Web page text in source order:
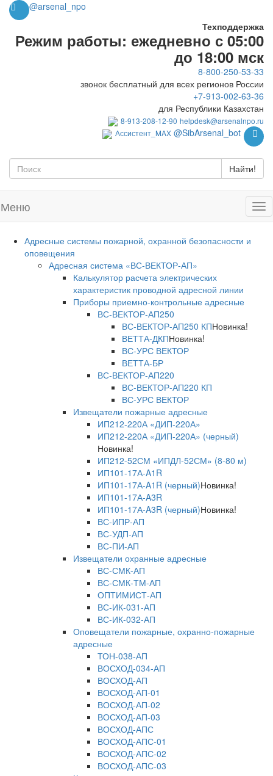
@arsenal_npo
Техподдержка
Режим работы: ежедневно с 05:00
до 18:00 мск
8-800-250-53-33
звонок бесплатный для всех регионов России
+7-913-002-63-36
для Республики Казахстан
8-913-208-12-90 helpdesk@arsenalnpo.ru
Ассистент_MAX @SibArsenal_bot
Найти!
Меню
Адресные системы пожарной, охранной безопасности и
оповещения
Адресная система «ВС-ВЕКТОР-АП»
Калькулятор расчета электрических
характеристик проводной адресной линии
Приборы приемно-контрольные адресные
ВС-ВЕКТОР-АП250
ВС-ВЕКТОР-АП250 КПНовинка!
ВЕТТА-ДКПНовинка!
ВС-УРС ВЕКТОР
ВЕТТА-БР
ВС-ВЕКТОР-АП220
ВС-ВЕКТОР-АП220 КП
ВС-УРС ВЕКТОР
Извещатели пожарные адресные
ИП212-220А «ДИП-220А»
ИП212-220А «ДИП-220А» (черный)
Новинка!
ИП212-52СМ «ИПДЛ-52СМ» (8-80 м)
ИП101-17А-A1R
ИП101-17А-A1R (черный)Новинка!
ИП101-17А-A3R
ИП101-17А-A3R (черный)Новинка!
ВС-ИПР-АП
ВС-УДП-АП
ВС-ПИ-АП
Извещатели охранные адресные
ВС-СМК-АП
ВС-СМК-ТМ-АП
ОПТИМИСТ-АП
ВС-ИК-031-АП
ВС-ИК-032-АП
Оповещатели пожарные, охранно-пожарные
адресные
ТОН-038-АП
ВОСХОД-034-АП
ВОСХОД-АП
ВОСХОД-АП-01
ВОСХОД-АП-02
ВОСХОД-АП-03
ВОСХОД-АПС
ВОСХОД-АПС-01
ВОСХОД-АПС-02
ВОСХОД-АПС-03